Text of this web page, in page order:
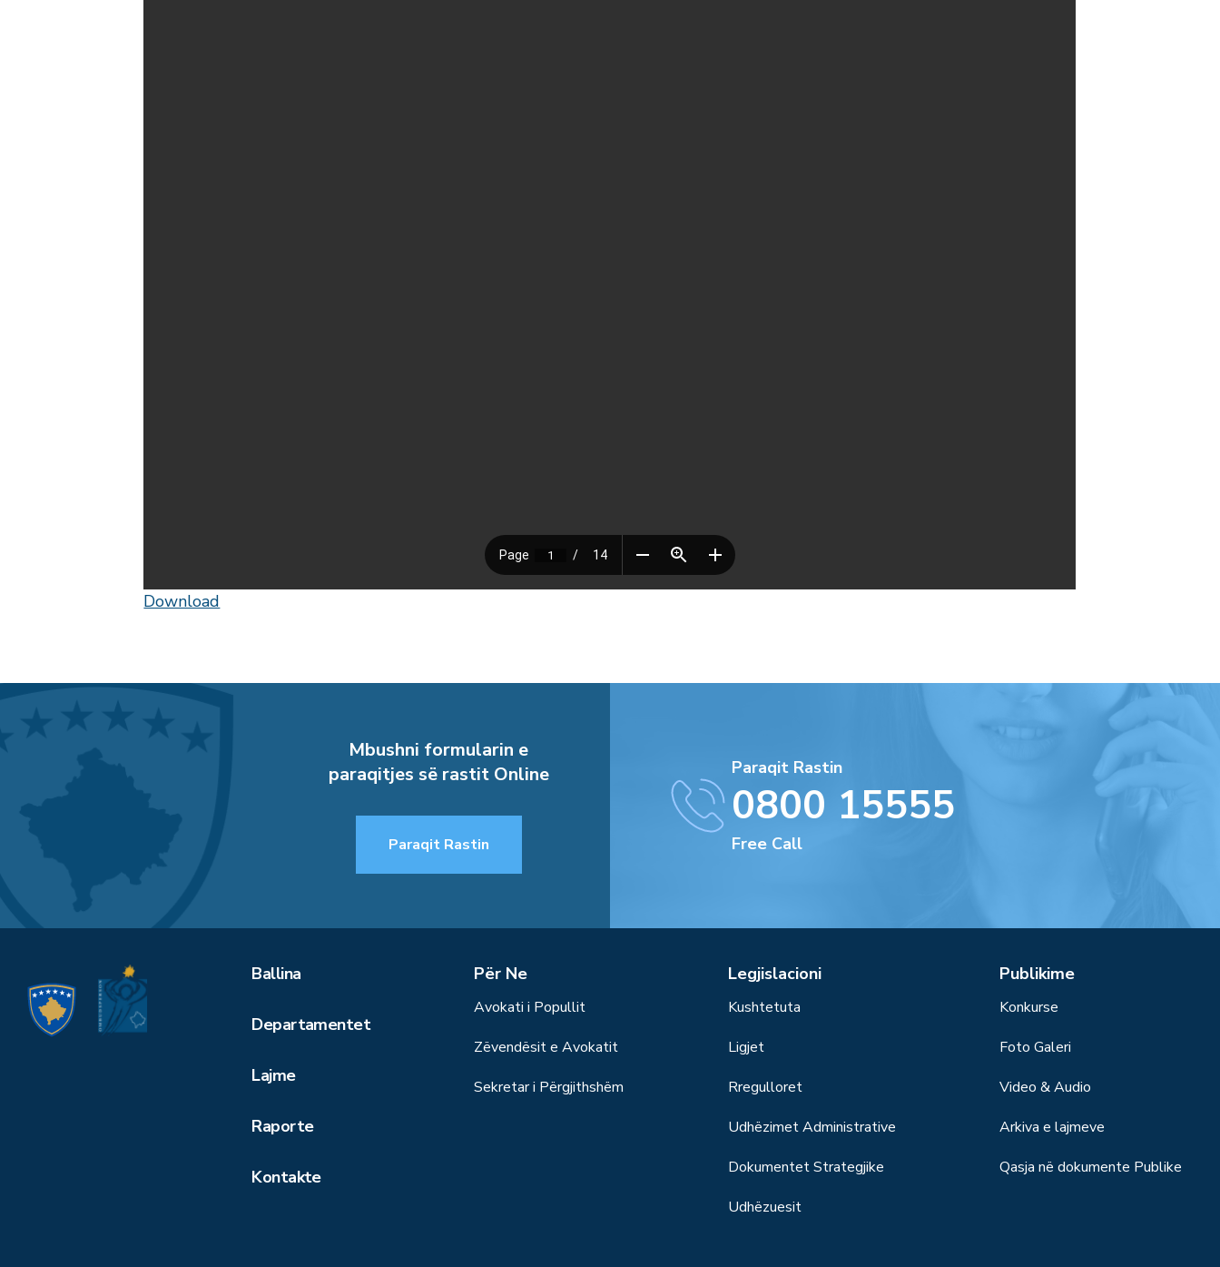
Download
Mbushni formularin e
paraqitjes së rastit Online
Paraqit Rastin
Paraqit Rastin
0800 15555
Free Call
Ballina
Departamentet
Lajme
Raporte
Kontakte
Për Ne
Avokati i Popullit
Zëvendësit e Avokatit
Sekretar i Përgjithshëm
Legjislacioni
Kushtetuta
Ligjet
Rregulloret
Udhëzimet Administrative
Dokumentet Strategjike
Udhëzuesit
Publikime
Konkurse
Foto Galeri
Video & Audio
Arkiva e lajmeve
Qasja në dokumente Publike